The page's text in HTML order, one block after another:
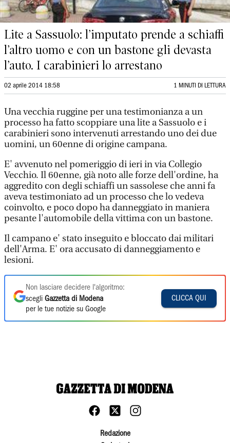
Lite a Sassuolo: l’imputato prende a schiaffi
l’altro uomo e con un bastone gli devasta
l’auto. I carabinieri lo arrestano
02 aprile 2014 18:58 1 MINUTI DI LETTURA
Una vecchia ruggine per una testimonianza a un
processo ha fatto scoppiare una lite a Sassuolo e i
carabinieri sono intervenuti arrestando uno dei due
uomini, un 60enne di origine campana.
E' avvenuto nel pomeriggio di ieri in via Collegio
Vecchio. Il 60enne, già noto alle forze dell'ordine, ha
aggredito con degli schiaffi un sassolese che anni fa
aveva testimoniato ad un processo che lo vedeva
coinvolto, e poco dopo ha danneggiato in maniera
pesante l'automobile della vittima con un bastone.
Il campano e' stato inseguito e bloccato dai militari
dell'Arma. E' ora accusato di danneggiamento e
lesioni.
Non lasciare decidere l'algoritmo:
scegli Gazzetta di Modena
per le tue notizie su Google
CLICCA QUI
Redazione